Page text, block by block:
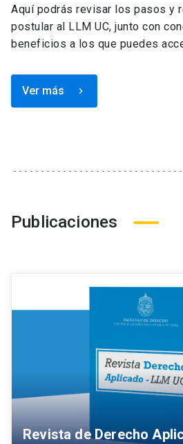
Aquí podrás revisar los pasos y
postular al LLM UC, junto con
beneficios a los que puedes
Ver más keyboard_arrow_right
Publicaciones
Revista de Derecho